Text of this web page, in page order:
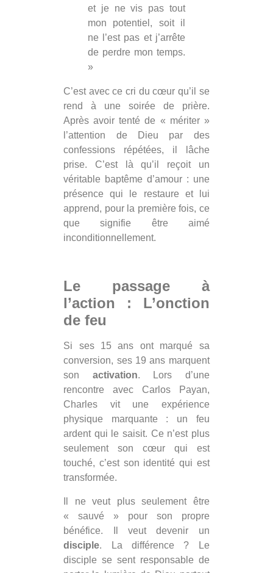
et je ne vis pas tout
mon potentiel, soit il
ne l’est pas et j’arrête
de perdre mon temps.
»
C’est avec ce cri du cœur qu’il se
rend à une soirée de prière.
Après avoir tenté de « mériter »
l’attention de Dieu par des
confessions répétées, il lâche
prise. C’est là qu’il reçoit un
véritable baptême d’amour : une
présence qui le restaure et lui
apprend, pour la première fois, ce
que signifie être aimé
inconditionnellement.
Le passage à
l’action : L’onction
de feu
Si ses 15 ans ont marqué sa
conversion, ses 19 ans marquent
son activation. Lors d’une
rencontre avec Carlos Payan,
Charles vit une expérience
physique marquante : un feu
ardent qui le saisit. Ce n’est plus
seulement son cœur qui est
touché, c’est son identité qui est
transformée.
Il ne veut plus seulement être
« sauvé » pour son propre
bénéfice. Il veut devenir un
disciple. La différence ? Le
disciple se sent responsable de